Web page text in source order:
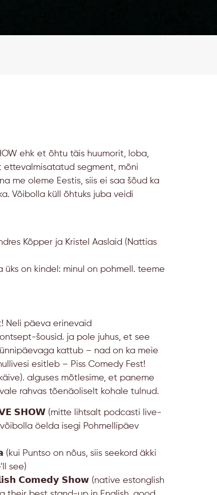
ehk et õhtu täis huumorit, loba,
ettevalmisatatud segment, mõni
me oleme Eestis, siis ei saa šõud ka
Võibolla küll õhtuks juba veidi
Kõpper ja Kristel Aaslaid (Nattias
on kindel: minul on pohmell. teeme
Neli päeva erinevaid
šousid. ja pole juhus, et see
kattub – nad on ka meie
esitleb – Piss Comedy Fest!
alguses mõtlesime, et paneme
rahvas tõenäoliselt kohale tulnud.
𝗦𝗛𝗢𝗪 (mitte lihtsalt podcasti live-
öelda isegi Pohmellipäev
(kui Puntso on nõus, siis seekord äkki
see)
𝗖𝗼𝗺𝗲𝗱𝘆 𝗦𝗵𝗼𝘄 (native estonglish